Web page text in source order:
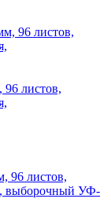
листов,